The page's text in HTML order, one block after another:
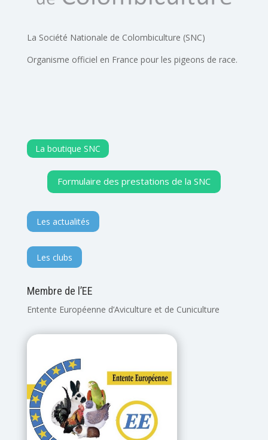
La Société Nationale de Colombiculture (SNC)
Organisme officiel en France pour les pigeons de race.
La boutique SNC
Formulaire des prestations de la SNC
Les actualités
Les clubs
Membre de l’EE
Entente Européenne d’Aviculture et de Cuniculture